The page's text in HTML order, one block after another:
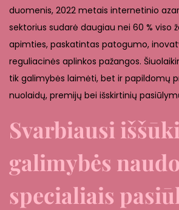
duomenis, 2022 metais internetinio
sektorius sudarė daugiau nei 60 % viso
apimties, paskatintas patogumo,
reguliacinės aplinkos pažangos.
tik galimybės laimėti, bet ir papildomų
nuolaidų, premijų bei išskirtinių
Svarbiausi
galimybės
specialiais